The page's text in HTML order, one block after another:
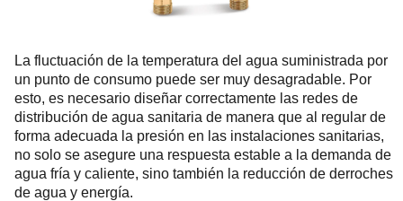
La fluctuación de la temperatura del agua suministrada por
un punto de consumo puede ser muy desagradable. Por
esto, es necesario diseñar correctamente las redes de
distribución de agua sanitaria de manera que al regular de
forma adecuada la presión en las instalaciones sanitarias,
no solo se asegure una respuesta estable a la demanda de
agua fría y caliente, sino también la reducción de derroches
de agua y energía.